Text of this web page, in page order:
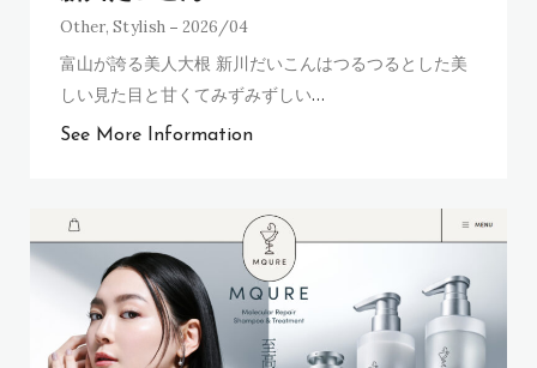
Other,Stylish 2026/04
富山が誇る美人大根 新川だいこんはつるつるとした美
しい見た目と甘くてみずみずしい…
See More Information